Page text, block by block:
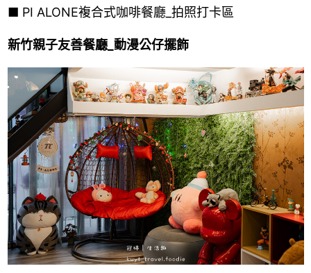
■ PI ALONE複合式咖啡餐廳_拍照打卡區
新竹親子友善餐廳_動漫公仔擺飾